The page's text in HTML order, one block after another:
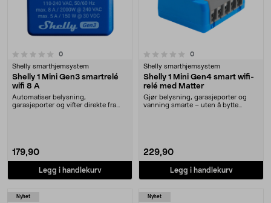
0anmeldelser
Shelly smarthjemsystem
Shelly 1 Mini Gen3 smartrelé
wifi 8 A
Automatiser belysning,
garasjeporter og vifter direkte fra
179,90
Legg i handlekurv
0.0 av 5 stjerner 0anmeldelser
Shelly smarthjemsystem
Shelly 1 Mini Gen4 smart wifi-
relé med Matter
Gjør belysning, garasjeporter og
vanning smarte – uten å bytte
229,90
Legg i handlekurv
Nyhet Nyhet